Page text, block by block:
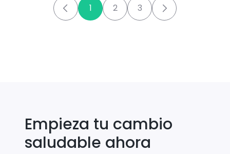
1 2 3
Empieza tu cambio
saludable ahora